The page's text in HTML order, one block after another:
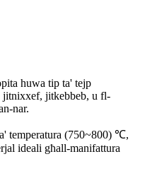
huwa tip ta' tejp
jitnixxef, jitkebbeb, u fl-
nar.
temperatura (750~800) ℃,
ideali għall-manifattura